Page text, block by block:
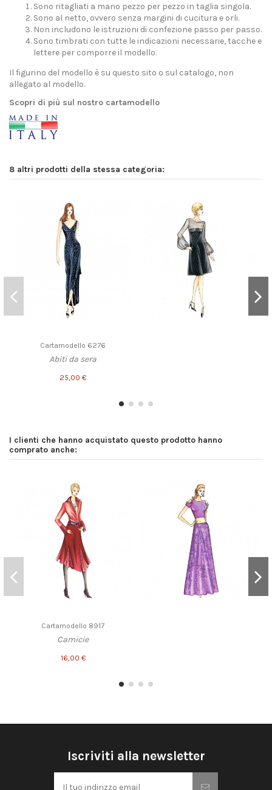
Sono ritagliati a mano pezzo per pezzo in taglia singola.
Sono al netto, ovvero senza margini di cucitura e orli.
Non includono le istruzioni di confezione passo per passo.
Sono timbrati con tutte le indicazioni necessarie, tacche e
lettere per comporre il modello.
Il figurino del modello è su questo sito o sul catalogo, non
allegato al modello.
Scopri di più sul nostro cartamodello
8 altri prodotti della stessa categoria:
Cartamodello 6276
Abiti da sera
25,00 €
I clienti che hanno acquistato questo prodotto hanno
comprato anche:
Cartamodello 8917
Camicie
16,00 €
Iscriviti alla newsletter